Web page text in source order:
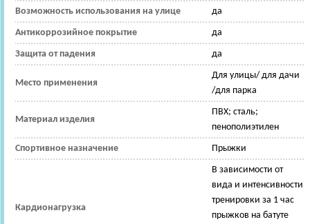
Возможность использования на улице да
Антикоррозийное покрытие да
Защита от падения да
Место применения
Для улицы/ для дачи
/для парка
Материал изделия
ПВХ; сталь;
пенополиэтилен
Спортивное назначение Прыжки
Кардионагрузка
В зависимости от
вида и интенсивности
тренировки за 1 час
прыжков на батуте